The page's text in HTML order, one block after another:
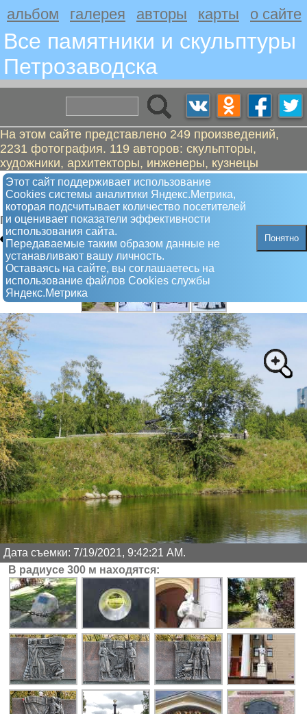
альбом галерея авторы карты о сайте
Все памятники и скульптуры
Петрозаводскa
На этом сайте представлено 249 произведений,
2231 фотография. 119 авторов: скульпторы,
художники, архитекторы, инженеры, кузнецы
Этот сайт поддерживает использование
Сookies системы аналитики Яндекс.Метрика,
которая подсчитывает количество посетителей
и оценивает показатели эффективности
использования сайта.
Передаваемые таким образом данные не
устанавливают вашу личность.
Оставаясь на сайте, вы соглашаетесь на
использование файлов Сookies службы
Яндекс.Метрика
Понятно
Пушка - продукция
Александровского завода
Памятный знак
Дата съемки: 7/19/2021, 9:42:21 AM.
В радиусе 300 м находятся: